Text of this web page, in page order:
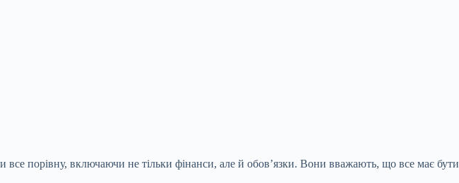
все порівну, включаючи не тільки фінанси, але й обов’язки. Вони вважають, що все має бути